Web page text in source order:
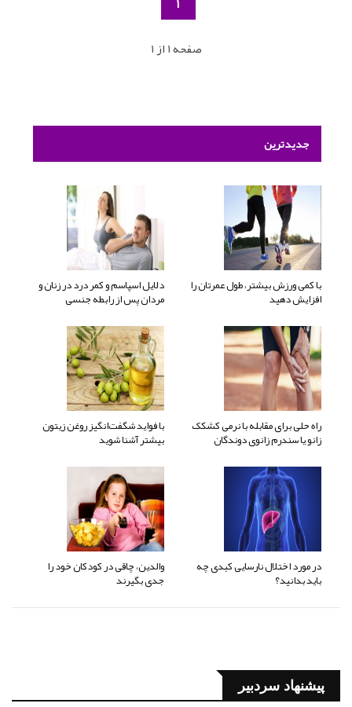
صفحه 1 از 1
جدیدترین
با کمی ورزش بیشتر، طول عمرتان را
افزایش دهید
دلایل اسپاسم و کمر درد در زنان و
مردان پس از رابطه جنسی
راه حلی برای مقابله با نرمی کشکک
زانو یا سندرم زانوی دوندگان
با فواید شگفت‌انگیز روغن زیتون
بیشتر آشنا شوید
در مورد اختلال نارسایی کبدی چه
باید بدانید؟
والدین، چاقی در کودکان خود را
جدی بگیرند
پیشنهاد سردبیر